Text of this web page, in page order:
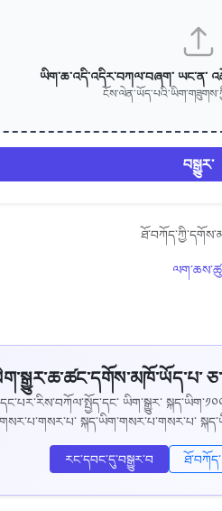
ཡིག་ཆ་འདི་འདིར་བཀལ་བཞག་ ཡང་ན་
བསྒྱུར་
ཡིག་སྒྱུར་
གསར་པ་གསར་པ་ སྐད་ཡིག་གསར་པ་གསར་པ་
རང་དབང་དུ་བསྒྱུར་བ